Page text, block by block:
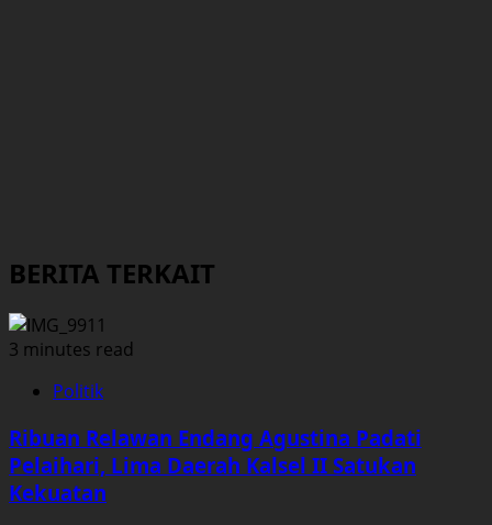
BERITA TERKAIT
3 minutes read
Politik
Ribuan Relawan Endang Agustina Padati
Pelaihari, Lima Daerah Kalsel II Satukan
Kekuatan